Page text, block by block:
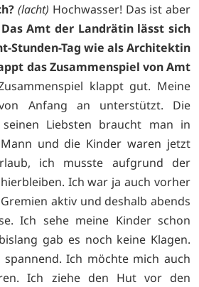
(lacht) Hochwasser! Das ist aber
Das Amt der Landrätin lässt sich
Stunden-Tag wie als Architektin
das Zusammenspiel von Amt
klappt gut. Meine
Anfang an unterstützt. Die
Liebsten braucht man in
und die Kinder waren jetzt
ich musste aufgrund der
Ich war ja auch vorher
aktiv und deshalb abends
Ich sehe meine Kinder schon
gab es noch keine Klagen.
Ich möchte mich auch
Ich ziehe den Hut vor den